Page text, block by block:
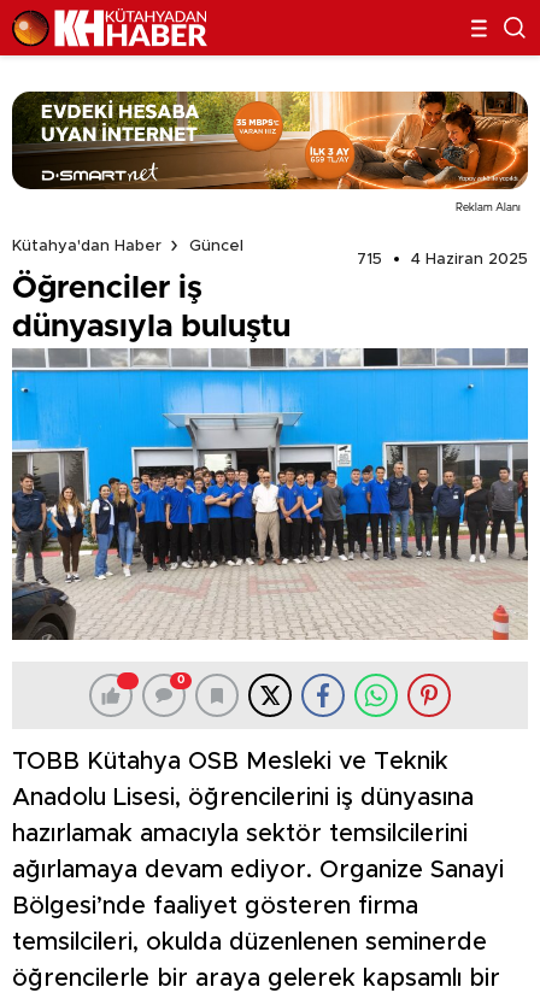
Reklam Alanı
Kütahya'dan Haber
Güncel
715
4 Haziran 2025
Öğrenciler iş
dünyasıyla buluştu
0
TOBB Kütahya OSB Mesleki ve Teknik
Anadolu Lisesi, öğrencilerini iş dünyasına
hazırlamak amacıyla sektör temsilcilerini
ağırlamaya devam ediyor. Organize Sanayi
Bölgesi’nde faaliyet gösteren firma
temsilcileri, okulda düzenlenen seminerde
öğrencilerle bir araya gelerek kapsamlı bir